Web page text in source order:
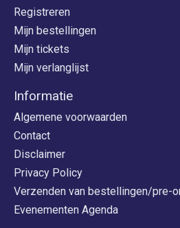
Registreren
Mijn bestellingen
Mijn tickets
Mijn verlanglijst
Informatie
Algemene voorwaarden
Contact
Disclaimer
Privacy Policy
Verzenden van bestellingen/pre-
Evenementen Agenda